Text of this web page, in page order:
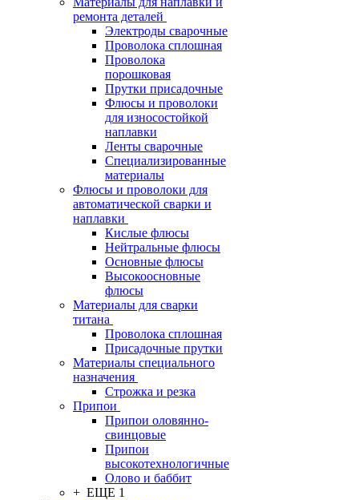
ремонта деталей
Электроды сварочные
Проволока сплошная
Проволока
порошковая
Прутки присадочные
Флюсы и проволоки
для износостойкой
наплавки
Ленты сварочные
Специализированные
материалы
Флюсы и проволоки для
автоматической сварки и
наплавки
Кислые флюсы
Нейтральные флюсы
Основные флюсы
Высокоосновные
флюсы
Материалы для сварки
титана
Проволока сплошная
Присадочные прутки
Материалы специального
назначения
Строжка и резка
Припои
Припои оловянно-
свинцовые
Припои
высокотехнологичные
Олово и баббит
+ ЕЩЕ 1